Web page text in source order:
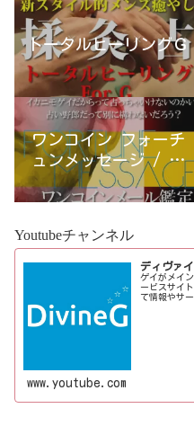
トータルヒーリングＧ
ワンコイン フォーチ
ュンメッセージ / 古
宮優雨
Youtubeチャンネル
ディヴァ
ゲイがメイン
ービスサイ
て情報やサ
www.youtube.com